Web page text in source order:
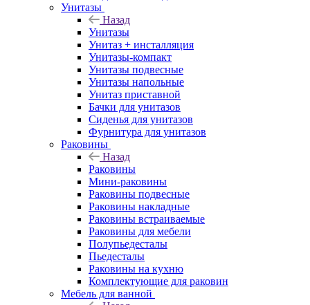
Унитазы
Назад
Унитазы
Унитаз + инсталляция
Унитазы-компакт
Унитазы подвесные
Унитазы напольные
Унитаз приставной
Бачки для унитазов
Сиденья для унитазов
Фурнитура для унитазов
Раковины
Назад
Раковины
Мини-раковины
Раковины подвесные
Раковины накладные
Раковины встраиваемые
Раковины для мебели
Полупьедесталы
Пьедесталы
Раковины на кухню
Комплектующие для раковин
Мебель для ванной